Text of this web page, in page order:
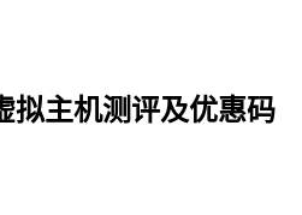
拟主机测评及优惠码